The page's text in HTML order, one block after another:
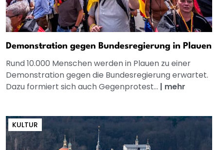
Demonstration gegen Bundesregierung in Plauen
Rund 10.000 Menschen werden in Plauen zu einer
Demonstration gegen die Bundesregierung erwartet.
Dazu formiert sich auch Gegenprotest... | mehr
KULTUR